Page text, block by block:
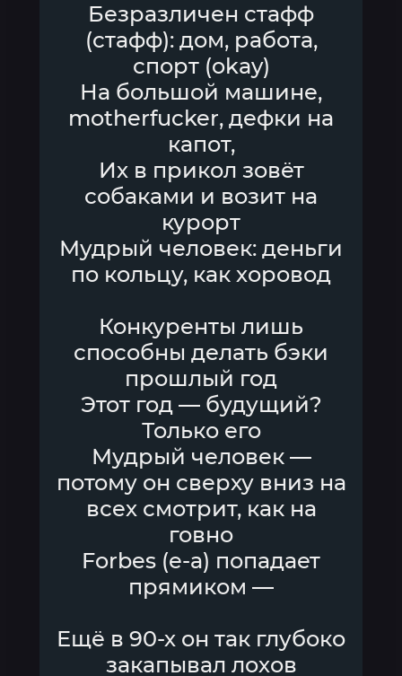
Безразличен стафф
(стафф): дом, работа,
спорт (okay)
На большой машине,
motherfucker, дефки на
капот,
Их в прикол зовёт
собаками и возит на
курорт
Мудрый человек: деньги
по кольцу, как хоровод
Конкуренты лишь
способны делать бэки
прошлый год
Этот год — будущий?
Только его
Мудрый человек —
потому он сверху вниз на
всех смотрит, как на
говно
Forbes (е-а) попадает
прямиком —
Ещё в 90-х он так глубоко
закапывал лохов